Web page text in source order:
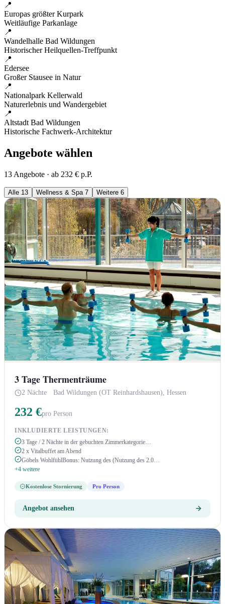
📍
Europas größter Kurpark
Weitläufige Parkanlage
📍
Wandelhalle Bad Wildungen
Historischer Heilquellen-Treffpunkt
📍
Edersee
Großer Stausee in Natur
📍
Nationalpark Kellerwald
Naturerlebnis und Wandergebiet
📍
Altstadt Bad Wildungen
Historische Fachwerk-Architektur
Angebote wählen
13 Angebote · ab 232 € p.P.
Alle 13 Wellness & Spa 7 Weitere 6
3 Tage Thermenträume
2 Nächte · Bad Wildungen (OT Reinhardshausen), Hessen
232 €pro Person
INKLUDIERTE LEISTUNGEN:
3 Tage / 2 Nächte in der gebuchten Zimmerkategorie…
2 x Vitalbuffet am Abend
Göbels WohlfühlBonus: Nutzung des (Nutzung des 2.0…
+4 weitere
Kostenlose Stornierung Pro Person
Angebot ansehen